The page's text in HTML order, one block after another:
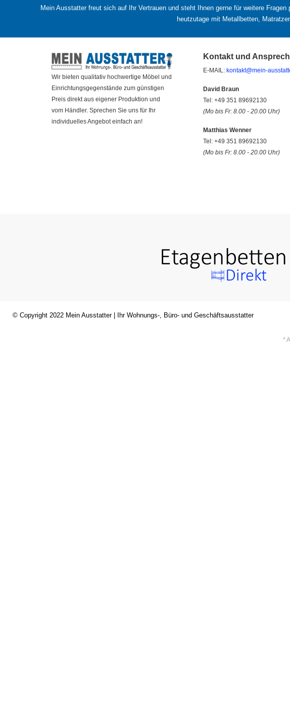
Mein Ausstatter freut sich auf Ihr Vertrauen und steht Ihnen gerne für weitere
heutzutage mit Metallbetten,
Wir bieten qualitativ hochwertige Möbel und
Einrichtungsgegenstände zum günstigen
Preis direkt aus eigener Produktion und
vom Händler. Sprechen Sie uns für Ihr
individuelles Angebot einfach an!
Kontakt und
E-MAIL: kontakt@mein-
David Braun
Tel: +49 351 89692130
(Mo bis Fr: 8.00 - 20.00 Uhr)
Matthias Wenner
Tel: +49 351 89692130
(Mo bis Fr: 8.00 - 20.00 Uhr)
© Copyright 2022 Mein Ausstatter| Ihr Wohnungs-, Büro- und Geschäftsausstatter
*